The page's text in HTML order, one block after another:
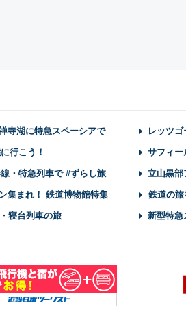
寺湖に特急スペーシアで レッツ
行こう！ サフィー
・特急列車で #ずらし旅 立山黒部
集まれ！ 鉄道博物館特集 鉄道の
寝台列車の旅 新型特急